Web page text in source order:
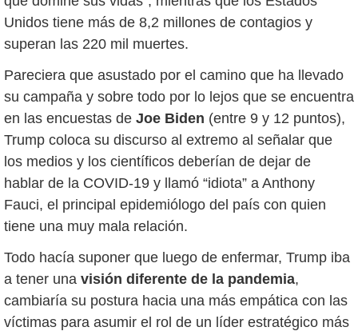
Unidos tiene más de 8,2 millones de contagios y
superan las 220 mil muertes.
Pareciera que asustado por el camino que ha llevado
su campaña y sobre todo por lo lejos que se encuentra
en las encuestas de Joe Biden (entre 9 y 12 puntos),
Trump coloca su discurso al extremo al señalar que
los medios y los científicos deberían de dejar de
hablar de la COVID-19 y llamó “idiota” a Anthony
Fauci, el principal epidemiólogo del país con quien
tiene una muy mala relación.
Todo hacía suponer que luego de enfermar, Trump iba
a tener una visión diferente de la pandemia,
cambiaría su postura hacia una más empática con las
víctimas para asumir el rol de un líder estratégico más